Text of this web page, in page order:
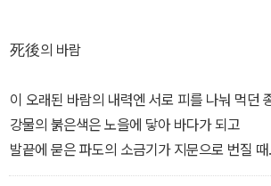
死後의 바람
이 오래된 바람의 내력엔 서로 피를 나눠 먹던
강물의 붉은색은 노을에 닿아 바다가 되고
발끝에 묻은 파도의 소금기가 지문으로 번질 때
기필코 사람은 지느러미와 날개를 갖는다